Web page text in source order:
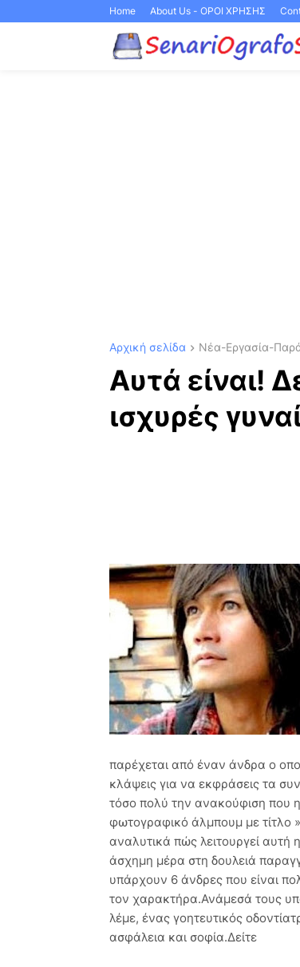
Home About Us - ΟΡΟΙ ΧΡΗΣΗΣ
Αρχική σελίδα Νέα-Εργασία-
Αυτά είναι!
ισχυρές
παρέχεται από έναν άνδρα ο
κλάψεις για να εκφράσεις τα
τόσο πολύ την ανακούφιση που
φωτογραφικό άλμπουμ με τίτλο
αναλυτικά πώς λειτουργεί αυτή
άσχημη μέρα στη δουλειά
υπάρχουν 6 άνδρες που είναι
τον χαρακτήρα.Ανάμεσά τους
λέμε, ένας γοητευτικός
ασφάλεια και σοφία.Δείτε